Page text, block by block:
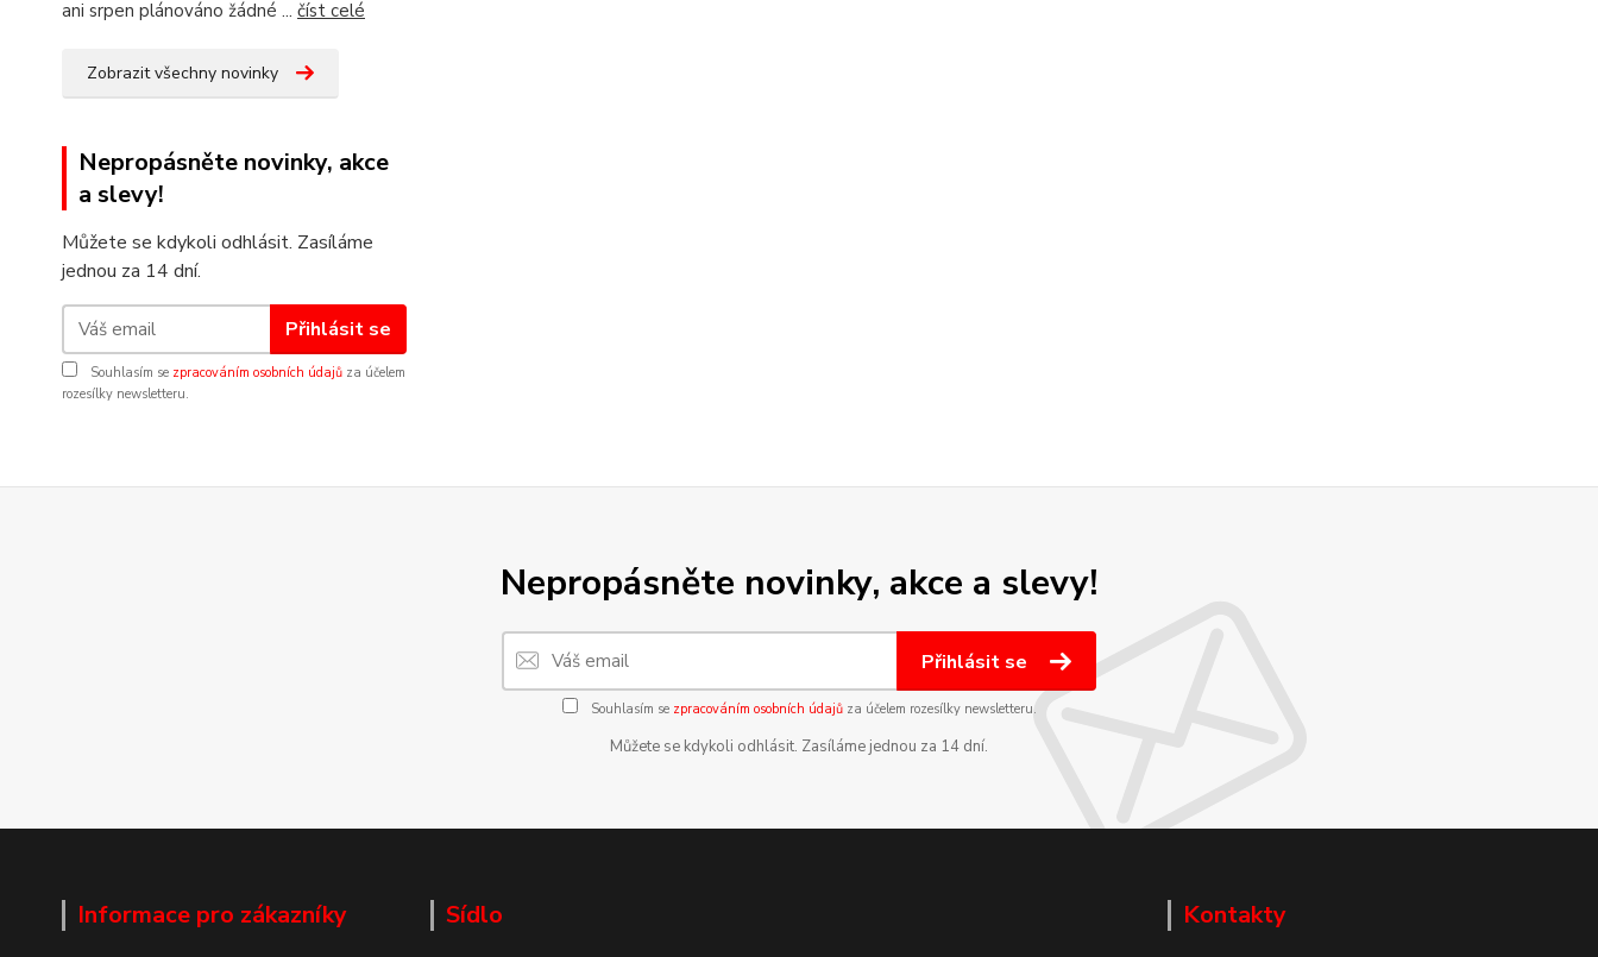
ani srpen plánováno žádné ... číst celé
Zobrazit všechny novinky
Nepropásněte novinky, akce
a slevy!
Můžete se kdykoli odhlásit. Zasíláme
jednou za 14 dní.
Přihlásit se
Souhlasím se zpracováním osobních údajů za účelem
rozesílky newsletteru.
Nepropásněte novinky, akce a slevy!
Přihlásit se
Souhlasím se zpracováním osobních údajůza účelem rozesílky newsletteru.
Můžete se kdykoli odhlásit. Zasíláme jednou za 14 dní.
Informace pro zákazníky Sídlo Kontakty